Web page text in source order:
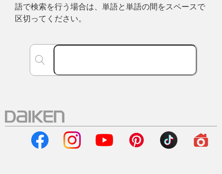
語で検索を行う場合は、単語と単語の間をスペースで
区切ってください。